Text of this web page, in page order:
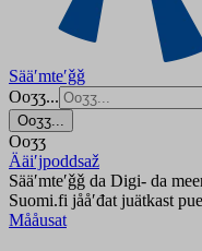
Sääʹmteʹǧǧ
Ooʒʒ...
Ooʒʒ...
Ooʒʒ
Ääiʹjpoddsaž
Sääʹmteʹǧǧ da Digi- da
Suomi.fi jååʹđat juätkast
Mååusat